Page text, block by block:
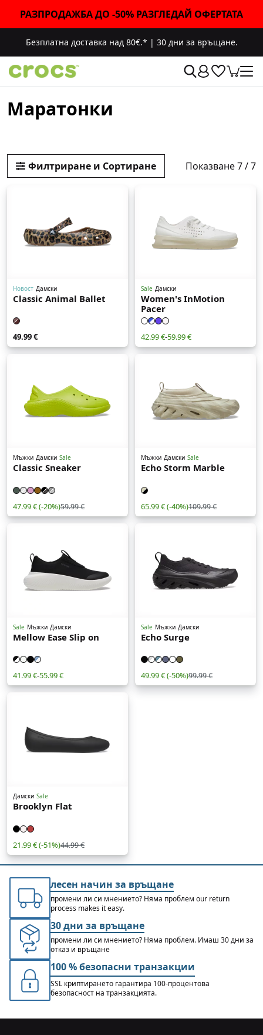
РАЗПРОДАЖБА ДО -50% РАЗГЛЕДАЙ ОФЕРТАТА
Безплатна доставка над 80€.* | 30 дни за връщане.
Маратонки
Филтриране и Сортиране Показване 7 / 7
Новост Дамски
Classic Animal Ballet
49.99 €
Sale Дамски
Women's InMotion
Pacer
42.99 €-59.99 €
Мъжки Дамски Sale
Classic Sneaker
47.99 €(-20%)59.99 €
Мъжки Дамски Sale
Echo Storm Marble
65.99 €(-40%)109.99 €
Sale Мъжки Дамски
Mellow Ease Slip on
41.99 €-55.99 €
Sale Мъжки Дамски
Echo Surge
49.99 €(-50%)99.99 €
Дамски Sale
Brooklyn Flat
21.99 €(-51%)44.99 €
лесен начин за връщане
промени ли си мнението? Няма проблем our return
process makes it easy.
30 дни за връщане
промени ли си мнението? Няма проблем. Имаш 30 дни за
отказ и връщане
100 % безопасни транзакции
SSL криптирането гарантира 100-процентова
безопасност на транзакцията.